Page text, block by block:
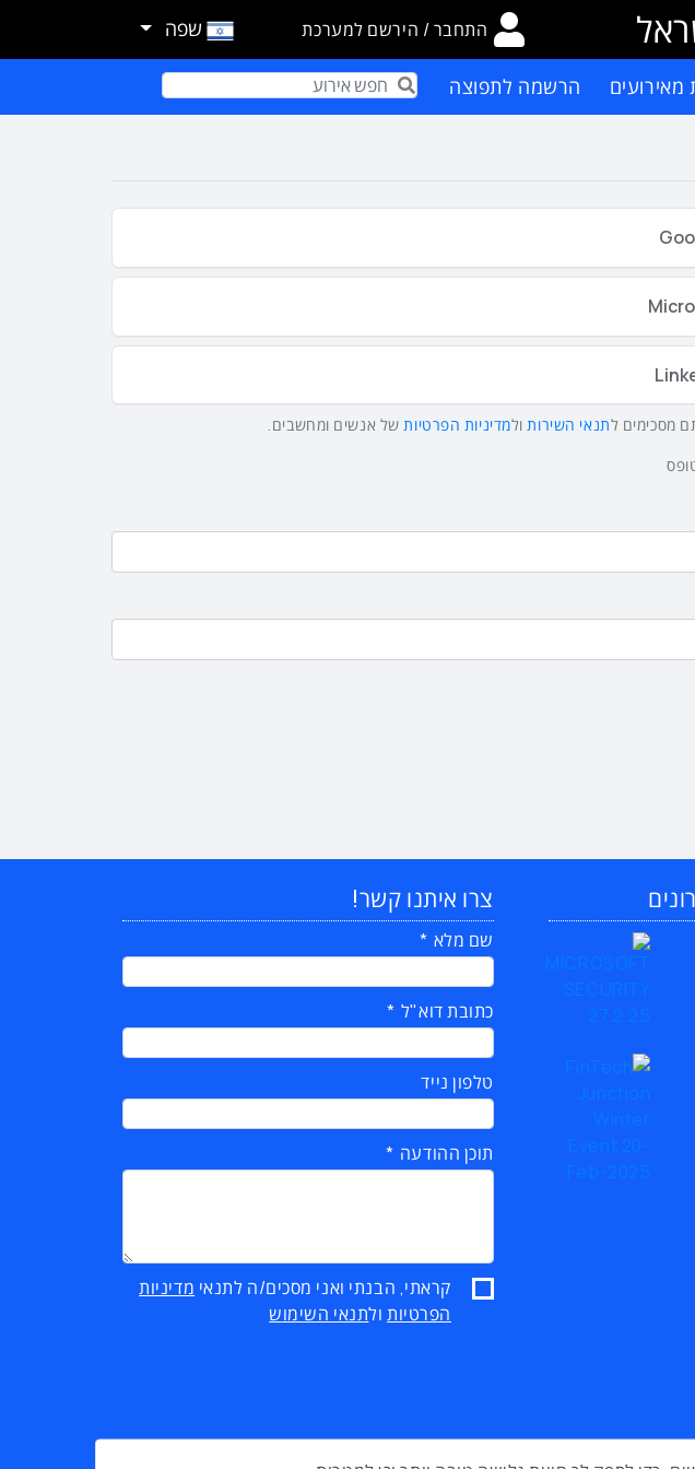
התחבר / הירשם למערכת שפה
מאירועים הרשמה לתפוצה Term
תנאי השירותולמדיניות הפרטיותשל אנשים ומחשבים.
צרו איתנו קשר!
שם מלא
כתובת דוא"ל
טלפון נייד
תוכן ההודעה
קראתי, הבנתי ואני מסכים/ה לתנאי מדיניות
הפרטיותולתנאי השימוש